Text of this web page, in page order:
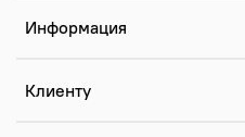
Информация
Клиенту